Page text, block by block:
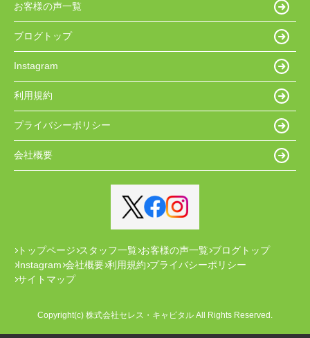
お客様の声一覧
ブログトップ
Instagram
利用規約
プライバシーポリシー
会社概要
トップページ スタッフ一覧 お客様の声一覧 ブログトップ
Instagram 会社概要 利用規約 プライバシーポリシー
サイトマップ
Copyright(c) 株式会社セレス・キャピタル All Rights Reserved.